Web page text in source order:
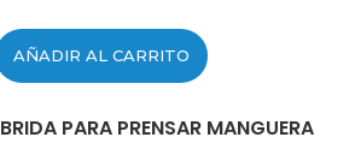
AÑADIR AL CARRITO
BRIDA PARA PRENSAR MANGUERA